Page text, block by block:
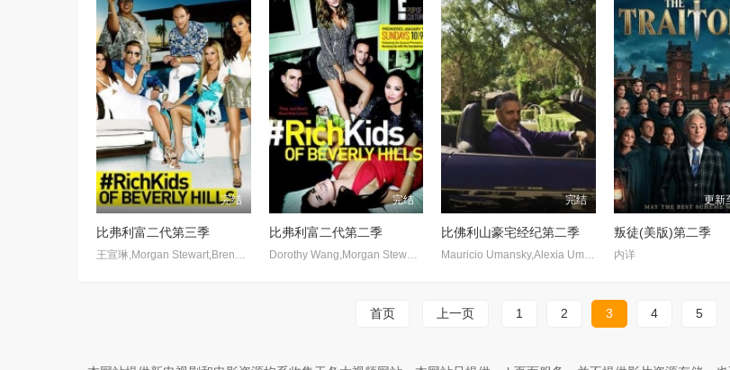
完结
比弗利富二代第三季
王宣琳,Morgan Stewart,Brendan Fitzpatrick,Jonny Drubel,Earvin &amp;quot;EJ&amp;quot; Johnson,Roxy Sowlaty,Taylor-Ann Hasselhoff
完结
比弗利富二代第二季
Dorothy Wang,Morgan Stewart,Brendan Fitzpatrick,Roxie Sowlaty,Jonny Drubel,E.J. Johnson,Brandon Cyrus
完结
比佛利山豪宅经纪第二季
Mauricio Umansky,Alexia Umansky,Farrah Brittany,Melissa Platt,Ben Belack,Sonika Vaid,Joey Ben-Zvi,Jon Grauman,Santiago Arana,Brandon Graves,Allie Lutz Rosenberger
更新
叛徒(美版)第二季
内详
首页 上一页 1 2 3 4 5